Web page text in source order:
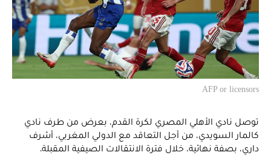
AFP or licensors
توصل نادي الأهلي المصري لكرة القدم، بعرض من طرف نادي
كالمار السويدي، من أجل التعاقد مع الدولي المغربي، أشرف
داري، بصفة نهائية، خلال فترة الانتقالات الصيفية المقبلة.